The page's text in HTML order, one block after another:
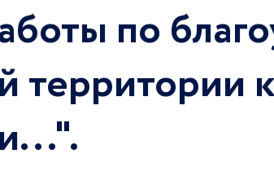
по
территории